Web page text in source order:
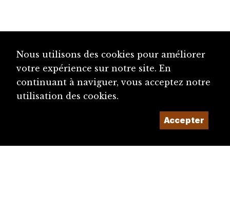
Nous utilisons des cookies pour améliorer
votre expérience sur notre site. En
continuant à naviguer, vous acceptez notre
utilisation des cookies.
Accepter